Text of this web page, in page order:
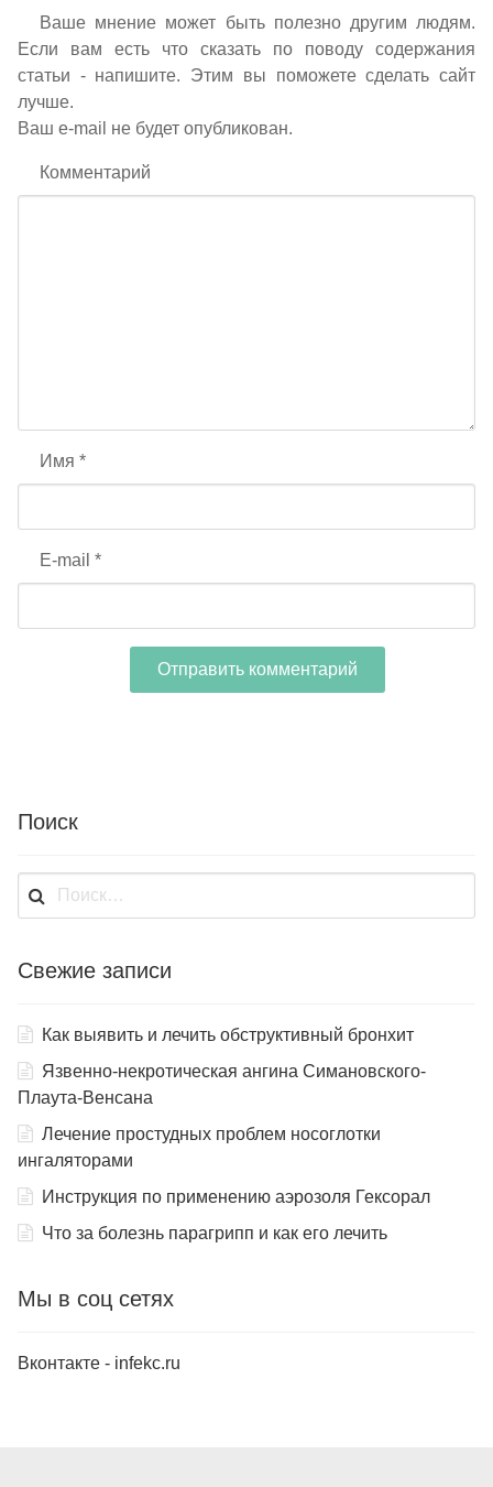
Ваше мнение может быть полезно другим людям.
Если вам есть что сказать по поводу содержания
статьи - напишите. Этим вы поможете сделать сайт
лучше.
Ваш e-mail не будет опубликован.
Комментарий
Имя *
E-mail *
Поиск
Найти:
Свежие записи
Как выявить и лечить обструктивный бронхит
Язвенно-некротическая ангина Симановского-
Плаута-Венсана
Лечение простудных проблем носоглотки
ингаляторами
Инструкция по применению аэрозоля Гексорал
Что за болезнь парагрипп и как его лечить
Мы в соц сетях
Вконтакте - infekc.ru